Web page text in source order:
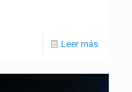
Leer más